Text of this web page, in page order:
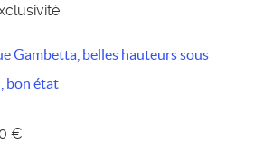
Gambetta, belles hauteurs sous
bon état
€